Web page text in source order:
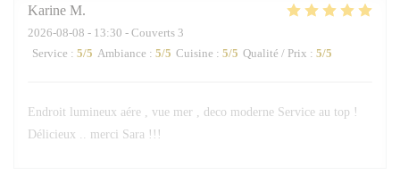
Karine M
2026-08-08 - 13:30 - Couverts 3
Service : 5/5 Ambiance : 5/5 Cuisine : 5/5 Qualité / Prix : 5/5
Endroit lumineux aére , vue mer , deco moderne Service au top !
Délicieux .. merci Sara !!!